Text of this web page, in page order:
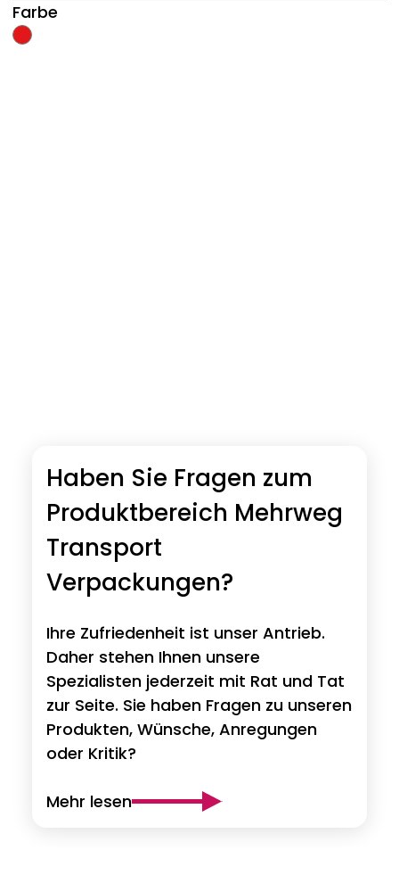
Farbe
Haben Sie Fragen zum
Produktbereich Mehrweg
Transport
Verpackungen?
Ihre Zufriedenheit ist unser Antrieb.
Daher stehen Ihnen unsere
Spezialisten jederzeit mit Rat und Tat
zur Seite. Sie haben Fragen zu unseren
Produkten, Wünsche, Anregungen
oder Kritik?
Mehr lesen